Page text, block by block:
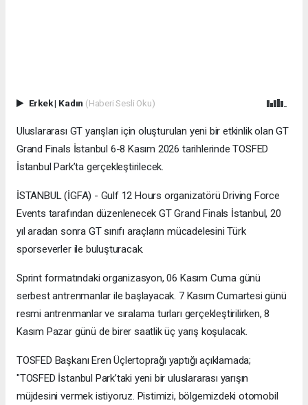
Erkek| Kadın (Haberi Sesli Oku)
Uluslararası GT yarışları için oluşturulan yeni bir etkinlik olan GT
Grand Finals İstanbul 6-8 Kasım 2026 tarihlerinde TOSFED
İstanbul Park’ta gerçekleştirilecek.
İSTANBUL (İGFA) - Gulf 12 Hours organizatörü Driving Force
Events tarafından düzenlenecek GT Grand Finals İstanbul, 20
yıl aradan sonra GT sınıfı araçların mücadelesini Türk
sporseverler ile buluşturacak.
Sprint formatındaki organizasyon, 06 Kasım Cuma günü
serbest antrenmanlar ile başlayacak. 7 Kasım Cumartesi günü
resmi antrenmanlar ve sıralama turları gerçekleştirilirken, 8
Kasım Pazar günü de birer saatlik üç yarış koşulacak.
TOSFED Başkanı Eren Üçlertoprağı yaptığı açıklamada;
"TOSFED İstanbul Park’taki yeni bir uluslararası yarışın
müjdesini vermek istiyoruz. Pistimizi, bölgemizdeki otomobil